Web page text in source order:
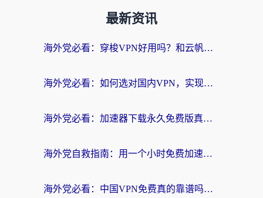
最新资讯
海外党必看：穿梭VPN好用吗？和云帆VPN对比哪个回国效果更好？附真实测评+避坑指南
海外党必看：如何选对国内VPN，实现无缝访问国内资源？
海外党必看：加速器下载永久免费版真的存在吗？教你无缝访问国内资源的正确姿势
海外党自救指南：用一个小时免费加速器，轻松打破国内资源访问壁垒？
海外党必看：中国VPN免费真的靠谱吗？手把手教你选对回国加速器